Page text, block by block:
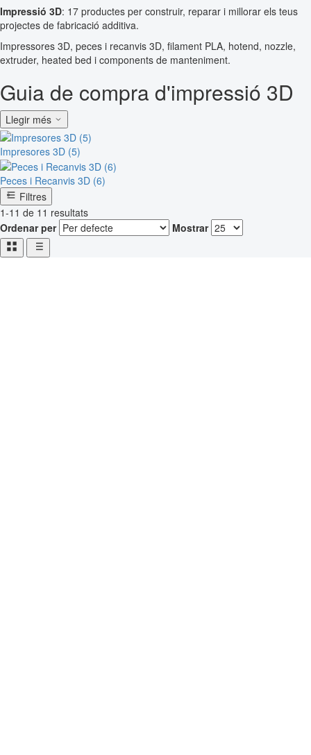
Impressió 3D: 17 productes per construir, reparar i millorar els teus
projectes de fabricació additiva.
Impressores 3D, peces i recanvis 3D, filament PLA, hotend, nozzle,
extruder, heated bed i components de manteniment.
Guia de compra d'impressió 3D
Llegir més
Impresores 3D (5)
Peces i Recanvis 3D (6)
Filtres
1-11 de 11 resultats
Ordenar per
Mostrar